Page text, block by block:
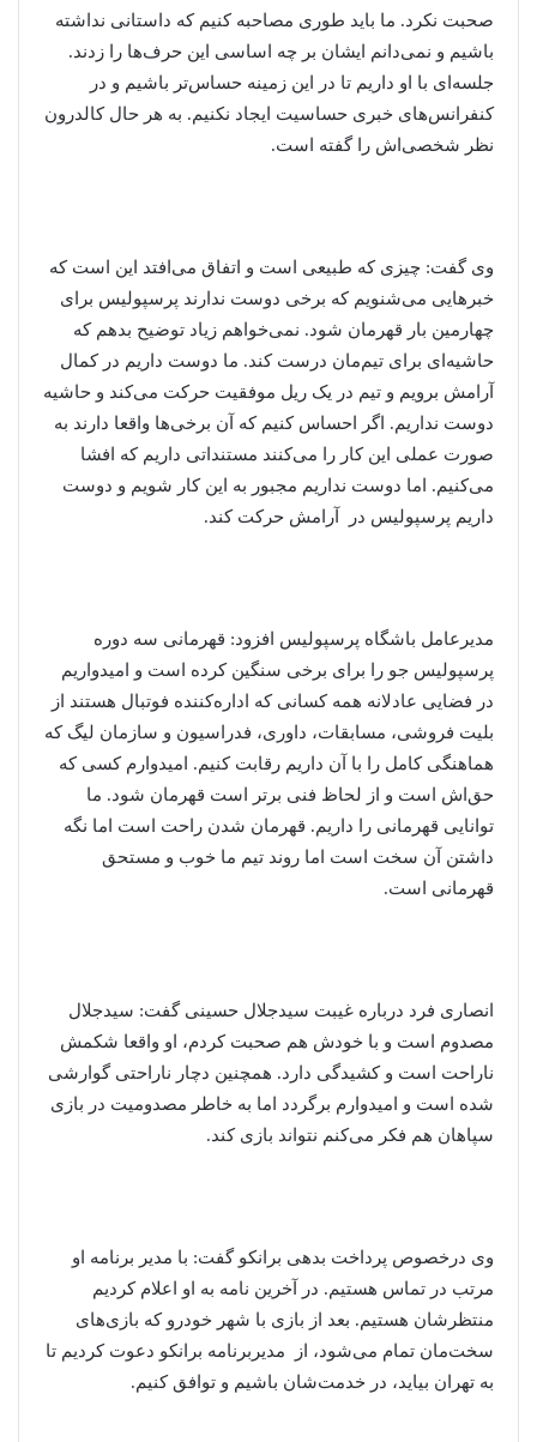
صحبت نکرد. ما باید طوری مصاحبه کنیم که داستانی نداشته
باشیم و نمی‌دانم ایشان بر چه اساسی این حرف‌ها را زدند.
جلسه‌ای با او داریم تا در این زمینه حساس‌تر باشیم و در
کنفرانس‌های خبری حساسیت ایجاد نکنیم. به هر حال کالدرون
نظر شخصی‌اش را گفته است.
وی گفت: چیزی که طبیعی است و اتفاق می‌افتد این است که
خبرهایی می‌شنویم که برخی دوست ندارند پرسپولیس برای
چهارمین بار قهرمان شود. نمی‌خواهم زیاد توضیح بدهم که
حاشیه‌ای برای تیم‌مان درست کند. ما دوست داریم در کمال
آرامش برویم و تیم در یک ریل موفقیت حرکت می‌کند و حاشیه
دوست نداریم. اگر احساس کنیم که آن برخی‌ها واقعا دارند به
صورت عملی این کار را می‌کنند مستنداتی داریم که افشا
می‌کنیم. اما دوست نداریم مجبور به این کار شویم و دوست
داریم پرسپولیس در آرامش حرکت کند.
مدیرعامل باشگاه پرسپولیس افزود: قهرمانی سه دوره
پرسپولیس جو را برای برخی سنگین کرده است و امیدواریم
در فضایی عادلانه همه کسانی که اداره‌کننده فوتبال هستند از
بلیت فروشی، مسابقات، داوری، فدراسیون و سازمان لیگ که
هماهنگی کامل را با آن داریم رقابت کنیم. امیدوارم کسی که
حق‌اش است و از لحاظ فنی برتر است قهرمان شود. ما
توانایی قهرمانی را داریم. قهرمان شدن راحت است اما نگه
داشتن آن سخت است اما روند تیم ما خوب و مستحق
قهرمانی است.
انصاری فرد درباره غیبت سیدجلال حسینی گفت: سیدجلال
مصدوم است و با خودش هم صحبت کردم، او واقعا شکمش
ناراحت است و کشیدگی دارد. همچنین دچار ناراحتی گوارشی
شده است و امیدوارم برگردد اما به خاطر مصدومیت در بازی
سپاهان هم فکر می‌کنم نتواند بازی کند.
وی درخصوص پرداخت بدهی برانکو گفت: با مدیر برنامه او
مرتب در تماس هستیم. در آخرین نامه به او اعلام کردیم
منتظرشان هستیم. بعد از بازی با شهر خودرو که بازی‌های
سخت‌مان تمام می‌شود، از مدیر‌برنامه برانکو دعوت کردیم تا
به تهران بیاید، در خدمت‌شان باشیم و توافق کنیم.